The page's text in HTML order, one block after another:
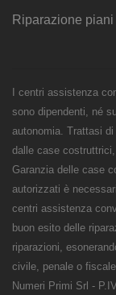
Riparazione piani
I centri assistenza
sono dipendenti, né
autonomia. Trattasi
dalle case
Garanzia delle case
autorizzati è
centri assistenza
buon esito delle
riparazioni,
civile, penale o
Numeri Primi Srl -